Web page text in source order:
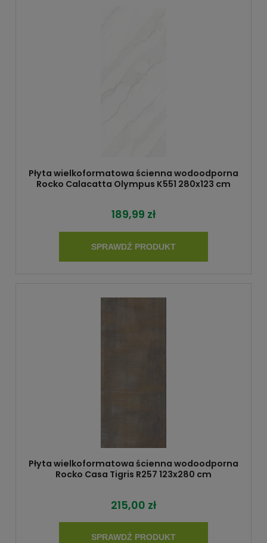
Płyta wielkoformatowa ścienna wodoodporna
Rocko Calacatta Olympus K551 280x123 cm
189,99 zł
SPRAWDŹ PRODUKT
Płyta wielkoformatowa ścienna wodoodporna
Rocko Casa Tigris R257 123x280 cm
215,00 zł
SPRAWDŹ PRODUKT